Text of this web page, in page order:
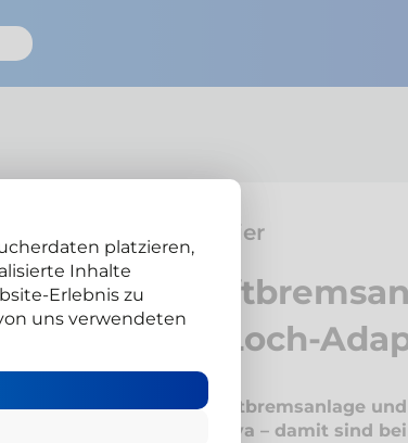
Ineos Grenadier
Ariva 6-Loch-
Einbau Druckluftbremsanlage
Adapter von Ariva – damit sind
platzieren,
Inhalte
Erlebnis zu
uns verwendeten